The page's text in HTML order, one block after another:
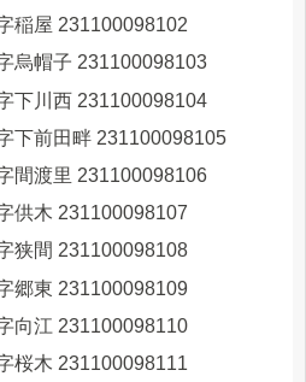
稲屋 231100098102
烏帽子 231100098103
下川西 231100098104
下前田畔 231100098105
間渡里 231100098106
供木 231100098107
狭間 231100098108
郷東 231100098109
向江 231100098110
桜木 231100098111